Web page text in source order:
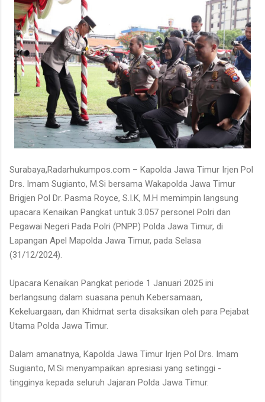
Surabaya,Radarhukumpos.com – Kapolda Jawa Timur Irjen Pol
Drs. Imam Sugianto, M.Si bersama Wakapolda Jawa Timur
Brigjen Pol Dr. Pasma Royce, S.I.K, M.H memimpin langsung
upacara Kenaikan Pangkat untuk 3.057 personel Polri dan
Pegawai Negeri Pada Polri (PNPP) Polda Jawa Timur, di
Lapangan Apel Mapolda Jawa Timur, pada Selasa
(31/12/2024).
Upacara Kenaikan Pangkat periode 1 Januari 2025 ini
berlangsung dalam suasana penuh Kebersamaan,
Kekeluargaan, dan Khidmat serta disaksikan oleh para Pejabat
Utama Polda Jawa Timur.
Dalam amanatnya, Kapolda Jawa Timur Irjen Pol Drs. Imam
Sugianto, M.Si menyampaikan apresiasi yang setinggi -
tingginya kepada seluruh Jajaran Polda Jawa Timur.